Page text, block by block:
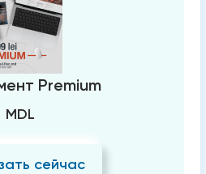
Premium
MDL
сейчас